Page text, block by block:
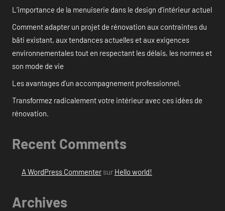
L’importance de la menuiserie dans le design d’intérieur actuel
Comment adapter un projet de rénovation aux contraintes du
bâti existant, aux tendances actuelles et aux exigences
environnementales tout en respectant les délais, les normes et
son mode de vie
Les avantages d’un accompagnement professionnel.
Transformez radicalement votre intérieur avec ces idées de
rénovation.
Recent Comments
A WordPress Commentersur Hello world!
Archives